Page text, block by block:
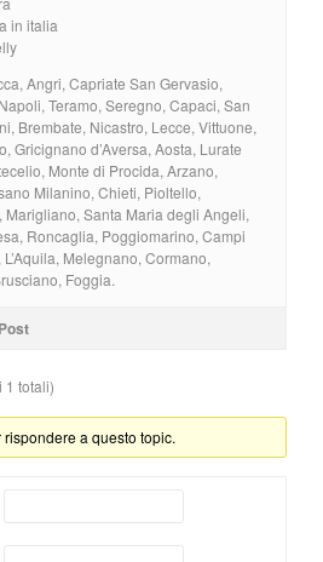
in italia
Angri, Capriate San Gervasio,
Teramo, Seregno, Capaci, San
Brembate, Nicastro, Lecce, Vittuone,
Gricignano d’Aversa, Aosta, Lurate
Monte di Procida, Arzano,
Milanino, Chieti, Pioltello,
Santa Maria degli Angeli,
Roncaglia, Poggiomarino, Campi
Melegnano, Cormano,
Foggia.
Post
1 totali)
a questo topic.